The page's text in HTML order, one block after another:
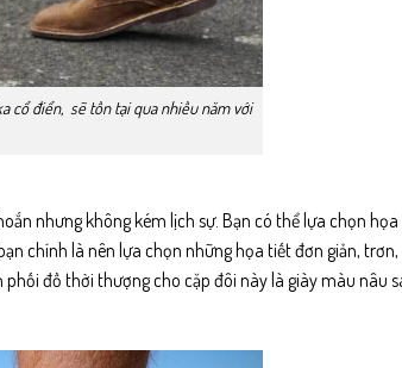
cổ điển, sẽ tồn tại qua nhiều năm với
nhưng không kém lịch sự. Bạn có thể lựa chọn họa
chính là nên lựa chọn những họa tiết đơn giản,
đồ thời thượng cho cặp đôi này là giày màu nâu